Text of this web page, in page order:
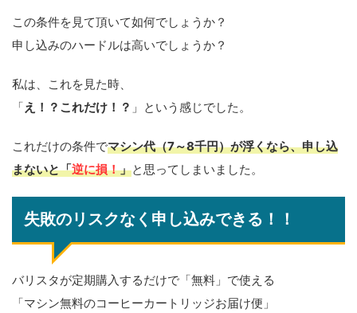
この条件を見て頂いて如何でしょうか？
申し込みのハードルは高いでしょうか？
私は、これを見た時、
「え！？これだけ！？ 」という感じでした。
これだけの条件でマシン代（7～8千円）が浮くなら、申し込
まないと「逆に損！」と思ってしまいました。
失敗のリスクなく申し込みできる！！
バリスタが定期購入するだけで「無料」で使える
「マシン無料のコーヒーカートリッジお届け便」